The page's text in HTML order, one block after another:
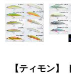
【ティモン】